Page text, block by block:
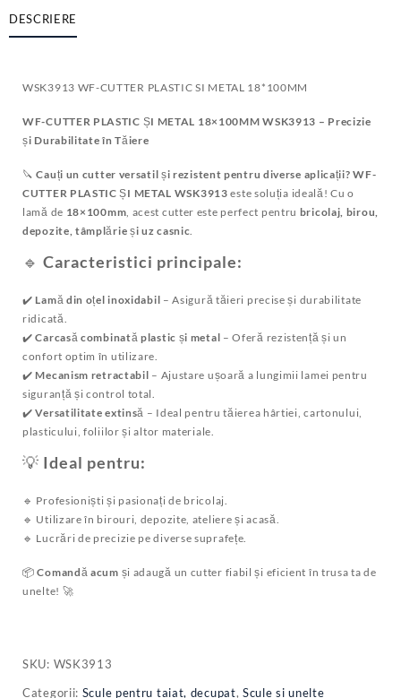
DESCRIERE
WSK3913 WF-CUTTER PLASTIC SI METAL 18*100MM
WF-CUTTER PLASTIC ȘI METAL 18×100MM WSK3913 – Precizie
și Durabilitate în Tăiere
🔪Cauți un cutter versatil și rezistent pentru diverse aplicații? WF-
CUTTER PLASTIC ȘI METAL WSK3913 este soluția ideală! Cu o
lamă de 18×100mm, acest cutter este perfect pentru bricolaj, birou,
depozite, tâmplărie și uz casnic.
🔹 Caracteristici principale:
✔️ Lamă din oțel inoxidabil – Asigură tăieri precise și durabilitate
ridicată.
✔️Carcasă combinată plastic și metal – Oferă rezistență și un
confort optim în utilizare.
✔️ Mecanism retractabil – Ajustare ușoară a lungimii lamei pentru
siguranță și control total.
✔️Versatilitate extinsă – Ideal pentru tăierea hârtiei, cartonului,
plasticului, foliilor și altor materiale.
💡 Ideal pentru:
🔹 Profesioniști și pasionați de bricolaj.
🔹 Utilizare în birouri, depozite, ateliere și acasă.
🔹 Lucrări de precizie pe diverse suprafețe.
📦Comandă acum și adaugă un cutter fiabil și eficient în trusa ta de
unelte! 🚀
SKU: WSK3913
Categorii: Scule pentru taiat, decupat,Scule si unelte